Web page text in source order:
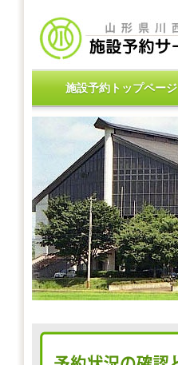
施設予約トップページ